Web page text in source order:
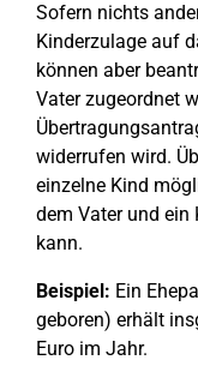
Sofern nichts
Kinderzulage auf
können aber
Vater zugeordnet
widerrufen wird.
einzelne Kind
dem Vater und ein
kann.
Beispiel: Ein
geboren) erhält
Euro im Jahr.